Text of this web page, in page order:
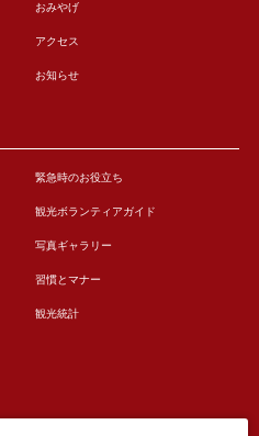
おみやげ
アクセス
お知らせ
緊急時のお役立ち
観光ボランティアガイド
写真ギャラリー
習慣とマナー
観光統計